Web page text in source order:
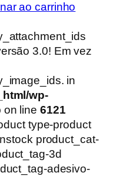
ao carrinho
3.0! Em vez
in
wp-
on line 6121
type-product
product_cat-
3d
adesivo-